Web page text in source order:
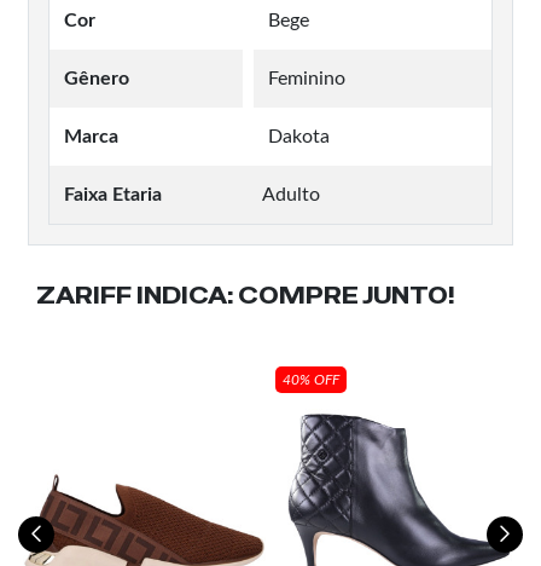
Cor Bege
Gênero Feminino
Marca Dakota
Faixa Etaria Adulto
ZARIFF INDICA: COMPRE JUNTO!
40% OFF